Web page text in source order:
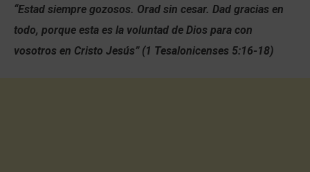
“Estad siempre gozosos. Orad sin cesar. Dad gracias en
todo, porque esta es la voluntad de Dios para con
vosotros en Cristo Jesús” (1 Tesalonicenses 5:16-18)